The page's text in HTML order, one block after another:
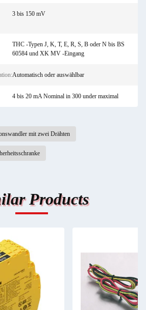
3 bis 150 mV
THC -Typen J, K, T, E, R, S, B oder N bis BS
60584 und XK MV -Eingang
Automatisch oder auswählbar
4 bis 20 mA Nominal in 300 under maximal
mit zwei Drähten
Products